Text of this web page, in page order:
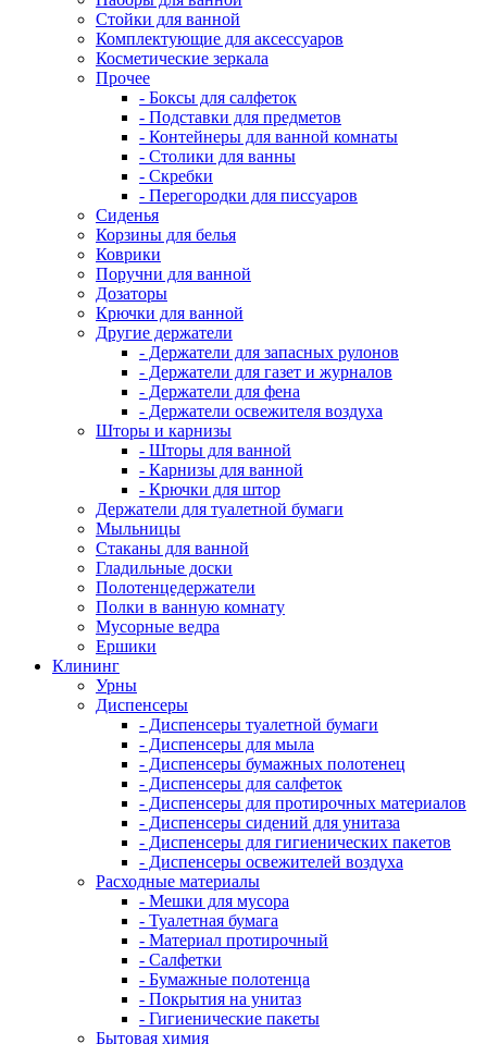
Стойки для ванной
Комплектующие для аксессуаров
Косметические зеркала
Прочее
- Боксы для салфеток
- Подставки для предметов
- Контейнеры для ванной комнаты
- Столики для ванны
- Скребки
- Перегородки для писсуаров
Сиденья
Корзины для белья
Коврики
Поручни для ванной
Дозаторы
Крючки для ванной
Другие держатели
- Держатели для запасных рулонов
- Держатели для газет и журналов
- Держатели для фена
- Держатели освежителя воздуха
Шторы и карнизы
- Шторы для ванной
- Карнизы для ванной
- Крючки для штор
Держатели для туалетной бумаги
Мыльницы
Стаканы для ванной
Гладильные доски
Полотенцедержатели
Полки в ванную комнату
Мусорные ведра
Ершики
Клининг
Урны
Диспенсеры
- Диспенсеры туалетной бумаги
- Диспенсеры для мыла
- Диспенсеры бумажных полотенец
- Диспенсеры для салфеток
- Диспенсеры для протирочных материалов
- Диспенсеры сидений для унитаза
- Диспенсеры для гигиенических пакетов
- Диспенсеры освежителей воздуха
Расходные материалы
- Мешки для мусора
- Туалетная бумага
- Материал протирочный
- Салфетки
- Бумажные полотенца
- Покрытия на унитаз
- Гигиенические пакеты
Бытовая химия